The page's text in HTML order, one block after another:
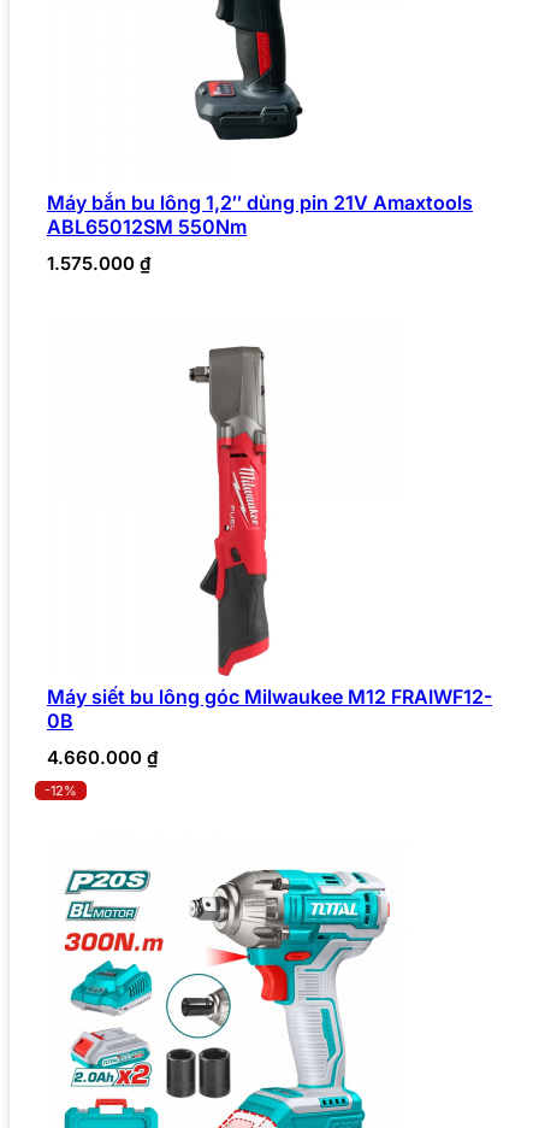
Máy bắn bu lông 1,2″ dùng pin 21V Amaxtools
ABL65012SM 550Nm
1.575.000 ₫
Máy siết bu lông góc Milwaukee M12 FRAIWF12-
0B
4.660.000 ₫
-12%